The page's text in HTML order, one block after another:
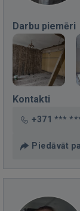
Darbu piemēri
Kontakti
+371 ***
Piedāvāt